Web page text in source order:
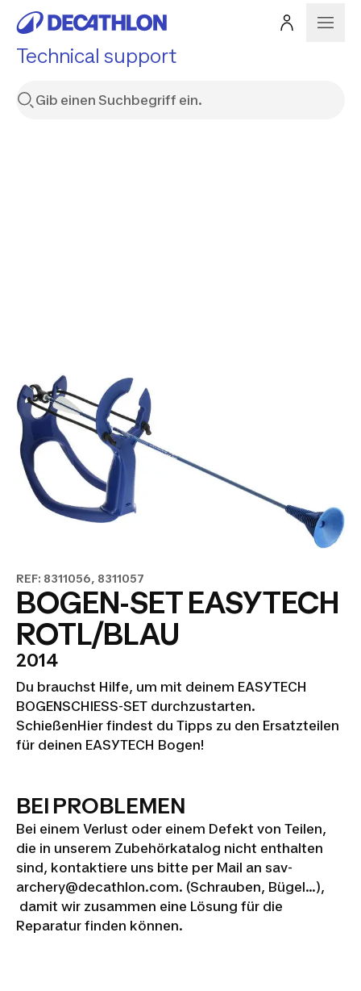
Technical support
REF: 8311056, 8311057
BOGEN-SET EASYTECH
ROTL/BLAU
2014
Du brauchst Hilfe, um mit deinem EASYTECH
BOGENSCHIESS-SET durchzustarten.
SchießenHier findest du Tipps zu den Ersatzteilen
für deinen EASYTECH Bogen!
BEI PROBLEMEN
Bei einem Verlust oder einem Defekt von Teilen,
die in unserem Zubehörkatalog nicht enthalten
sind, kontaktiere uns bitte per Mail an sav-
archery@decathlon.com. (Schrauben, Bügel...),
damit wir zusammen eine Lösung für die
Reparatur finden können.